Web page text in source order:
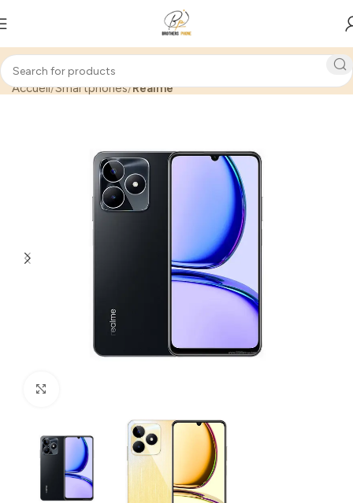
Accueil Smartphones Realme